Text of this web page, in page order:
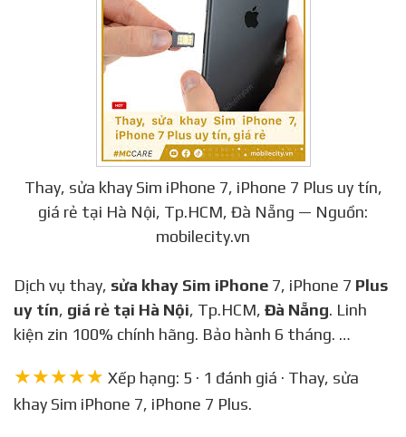
Thay, sửa khay Sim iPhone 7, iPhone 7 Plus uy tín,
giá rẻ tại Hà Nội, Tp.HCM, Đà Nẵng — Nguồn:
mobilecity.vn
Dịch vụ thay, sửa khay Sim iPhone 7, iPhone 7 Plus
uy tín, giá rẻ tại Hà Nội, Tp.HCM, Đà Nẵng. Linh
kiện zin 100% chính hãng. Bảo hành 6 tháng. …
★★★★★ Xếp hạng: 5 · 1 đánh giá · Thay, sửa
khay Sim iPhone 7, iPhone 7 Plus.